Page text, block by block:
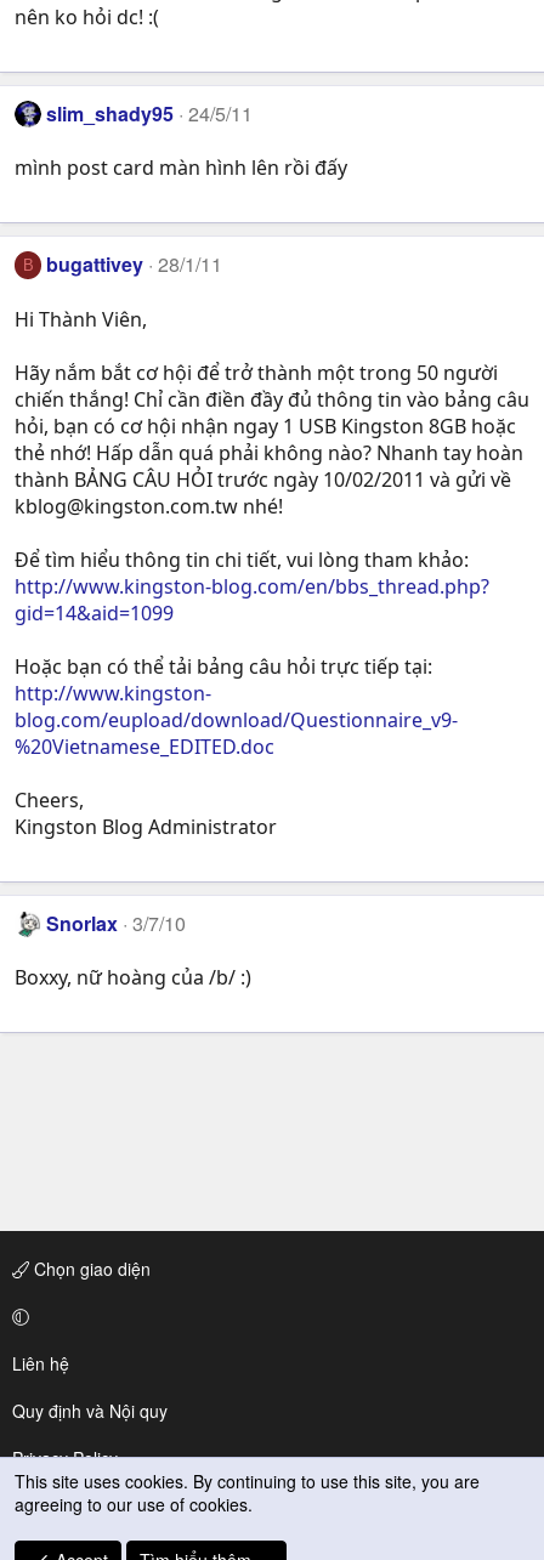
nên ko hỏi dc! :(
slim_shady95 24/5/11
mình post card màn hình lên rồi đấy
B bugattivey 28/1/11
Hi Thành Viên,
Hãy nắm bắt cơ hội để trở thành một trong 50 người
chiến thắng! Chỉ cần điền đầy đủ thông tin vào bảng câu
hỏi, bạn có cơ hội nhận ngay 1 USB Kingston 8GB hoặc
thẻ nhớ! Hấp dẫn quá phải không nào? Nhanh tay hoàn
thành BẢNG CÂU HỎI trước ngày 10/02/2011 và gửi về
kblog@kingston.com.tw nhé!
Để tìm hiểu thông tin chi tiết, vui lòng tham khảo:
http://www.kingston-blog.com/en/bbs_thread.php?
gid=14&aid=1099
Hoặc bạn có thể tải bảng câu hỏi trực tiếp tại:
http://www.kingston-
blog.com/eupload/download/Questionnaire_v9-
%20Vietnamese_EDITED.doc
Cheers,
Kingston Blog Administrator
Snorlax 3/7/10
Boxxy, nữ hoàng của /b/ :)
Chọn giao diện
Liên hệ
Quy định và Nội quy
Privacy Policy
Trợ giúp
R
This site uses cookies. By continuing to use this site, you are
agreeing to our use of cookies.